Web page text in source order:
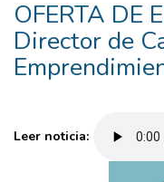
OFERTA DE
Director de
Leer noticia: